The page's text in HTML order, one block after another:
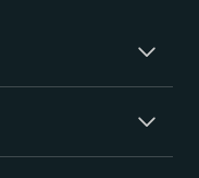
εφαρμογή.